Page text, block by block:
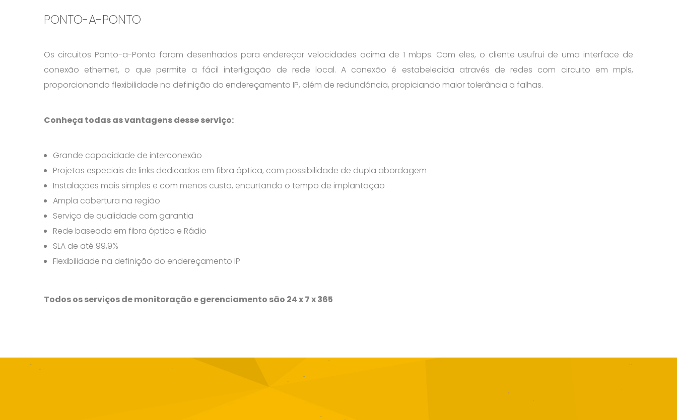
PONTO-A-PONTO
Os circuitos Ponto-a-Ponto foram desenhados para endereçar velocidades acima de 1 mbps. Com eles, o cliente usufrui de uma interface de
conexão ethernet, o que permite a fácil interligação de rede local. A conexão é estabelecida através de redes com circuito em mpls,
proporcionando flexibilidade na definição do endereçamento IP, além de redundância, propiciando maior tolerância a falhas.
Conheça todas as vantagens desse serviço:
Grande capacidade de interconexão
Projetos especiais de links dedicados em fibra óptica, com possibilidade de dupla abordagem
Instalações mais simples e com menos custo, encurtando o tempo de implantação
Ampla cobertura na região
Serviço de qualidade com garantia
Rede baseada em fibra óptica e Rádio
SLA de até 99,9%
Flexibilidade na definição do endereçamento IP
Todos os serviços de monitoração e gerenciamento são 24 x 7 x 365